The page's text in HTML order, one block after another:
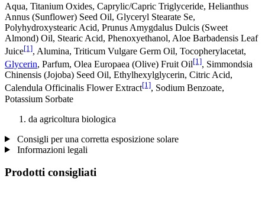
Aqua, Titanium Oxides, Caprylic/Capric Triglyceride, Helianthus
Annus (Sunflower) Seed Oil, Glyceryl Stearate Se,
Polyhydroxystearic Acid, Prunus Amygdalus Dulcis (Sweet
Almond) Oil, Stearic Acid, Phenoxyethanol, Aloe Barbadensis Leaf
Juice[1], Alumina, Triticum Vulgare Germ Oil, Tocopherylacetat,
Glycerin, Parfum, Olea Europaea (Olive) Fruit Oil[1], Simmondsia
Chinensis (Jojoba) Seed Oil, Ethylhexylglycerin, Citric Acid,
Calendula Officinalis Flower Extract[1], Sodium Benzoate,
Potassium Sorbate
da agricoltura biologica
Consigli per una corretta esposizione solare
Informazioni legali
Prodotti consigliati